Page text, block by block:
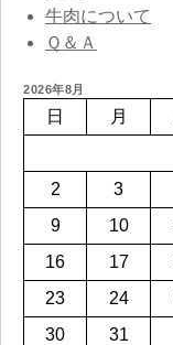
牛肉について
Ｑ＆Ａ
2026年8月
日 月
2
3
9
10
16
17
23
24
30
31